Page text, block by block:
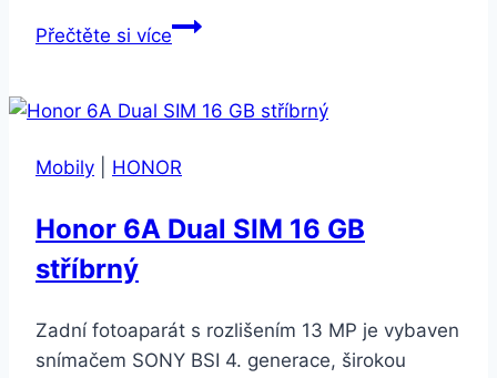
Přečtěte si víceHonor
SIM
(51093VCP)
Mobily HONOR
Honor 6A Dual SIM 16 GB
stříbrný
Zadní fotoaparát s rozlišením 13 MP je vybaven
snímačem SONY BSI 4. generace, širokou